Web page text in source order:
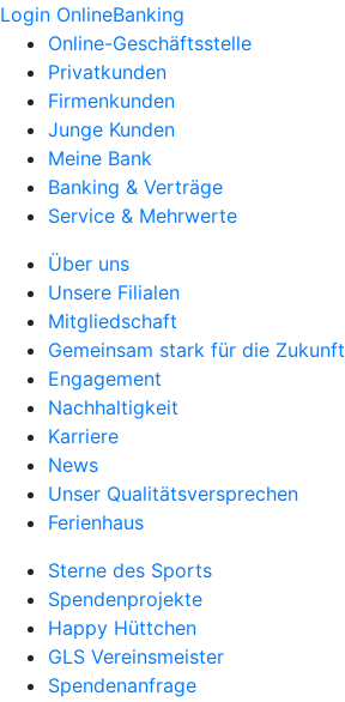
Login OnlineBanking
Online-Geschäftsstelle
Privatkunden
Firmenkunden
Junge Kunden
Meine Bank
Banking & Verträge
Service & Mehrwerte
Über uns
Unsere Filialen
Mitgliedschaft
Gemeinsam stark für die Zukunft
Engagement
Nachhaltigkeit
Karriere
News
Unser Qualitätsversprechen
Ferienhaus
Sterne des Sports
Spendenprojekte
Happy Hüttchen
GLS Vereinsmeister
Spendenanfrage